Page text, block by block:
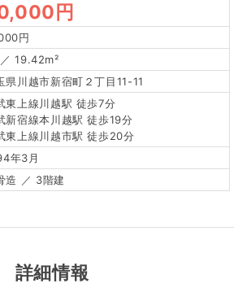
円
円
19.42m²
県川越市新宿町２丁目11-11
東上線川越駅 徒歩7分
新宿線本川越駅 徒歩19分
東上線川越市駅 徒歩20分
年3月
造 ／ 3階建
詳細情報